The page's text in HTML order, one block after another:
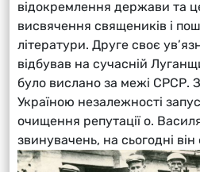
відокремлення держави та
висвячення священиків і
літератури. Друге своє
відбував на сучасній
було вислано за межі СРСР.
Україною незалежності
очищення репутації о.
звинувачень, на сьогодні він